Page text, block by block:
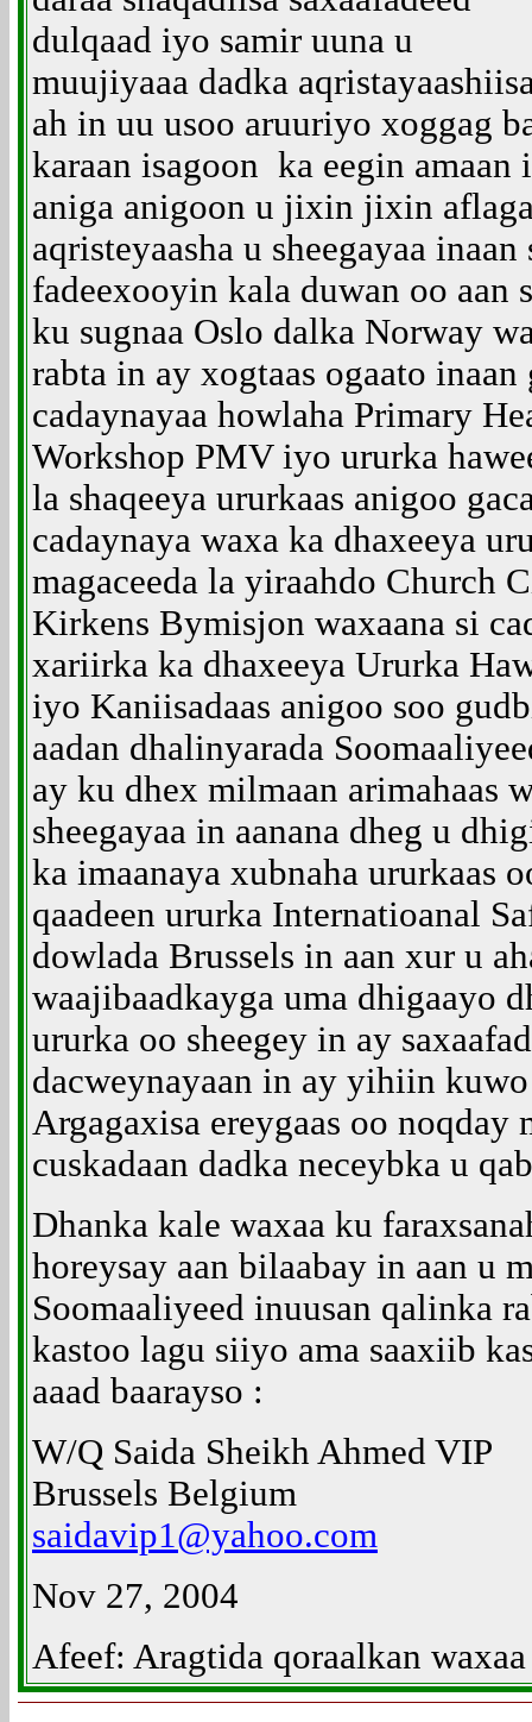
dulqaad iyo samir uuna u
muujiyaaa dadka
ah in uu usoo aruuriyo xoggag
karaan isagoon ka eegin amaan
aniga anigoon u jixin jixin
aqristeyaasha u sheegayaa
fadeexooyin kala duwan oo aan
ku sugnaa Oslo dalka Norway
rabta in ay xogtaas ogaato
cadaynayaa howlaha Primary
Workshop PMV iyo ururka
la shaqeeya ururkaas anigoo
cadaynaya waxa ka dhaxeeya
magaceeda la yiraahdo Church
Kirkens Bymisjon waxaana si
xariirka ka dhaxeeya Ururka
iyo Kaniisadaas anigoo soo
aadan dhalinyarada
ay ku dhex milmaan arimahaas
sheegayaa in aanana dheg u
ka imaanaya xubnaha ururkaas
qaadeen ururka Internatioanal
dowlada Brussels in aan xur u
waajibaadkayga uma dhigaayo
ururka oo sheegey in ay
dacweynayaan in ay yihiin
Argagaxisa ereygaas oo noqday
cuskadaan dadka neceybka u
Dhanka kale waxaa ku
horeysay aan bilaabay in aan u
Soomaaliyeed inuusan qalinka
kastoo lagu siiyo ama saaxiib
aaad baarayso :
W/Q Saida Sheikh Ahmed VIP
Brussels Belgium
saidavip1@yahoo.com
Nov 27, 2004
Afeef: Aragtida qoraalkan